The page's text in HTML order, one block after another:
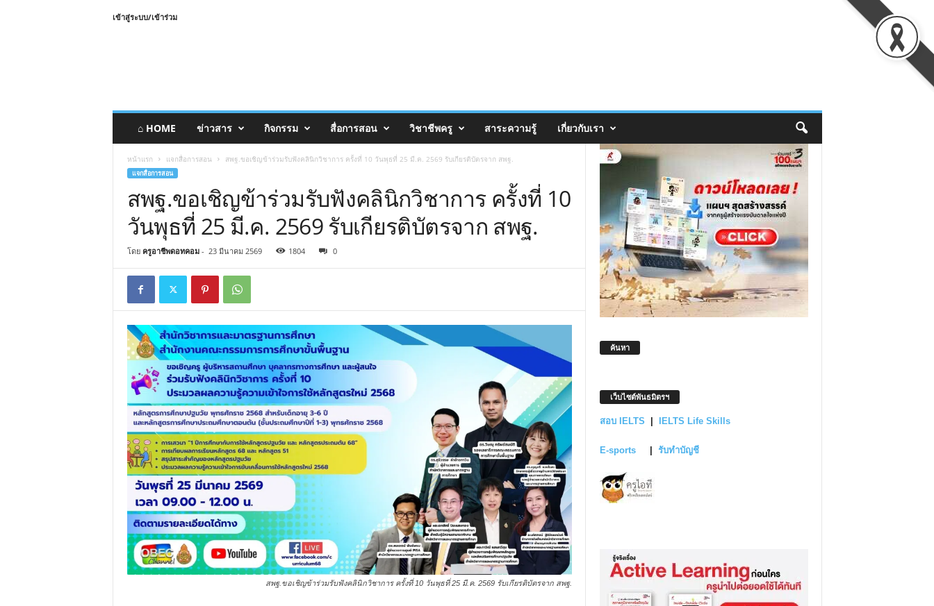
เข้าสู่ระบบ/เข้าร่วม
⌂ HOME ข่าวสาร กิจกรรม สื่อการสอน วิชาชีพครู สาระความรู้ เกี่ยวกับเรา
หน้าแรก แจกสื่อการสอน สพฐ.ขอเชิญข้าร่วมรับฟังคลินิกวิชาการ ครั้งที่ 10 วันพุธที่ 25 มี.ค. 2569 รับเกียรติบัตรจาก สพฐ.
แจกสื่อการสอน
สพฐ.ขอเชิญข้าร่วมรับฟังคลินิกวิชาการ ครั้งที่ 10
วันพุธที่ 25 มี.ค. 2569 รับเกียรติบัตรจาก สพฐ.
โดย ครูอาชีพดอทคอม- 23 มีนาคม 2569 1804 0
สพฐ.ขอเชิญข้าร่วมรับฟังคลินิกวิชาการ ครั้งที่ 10 วันพุธที่ 25 มี.ค. 2569 รับเกียรติบัตรจาก สพฐ.
ค้นหา
เว็บไซต์พันธมิตรฯ
สอบ IELTS IELTS Life Skills
E-sports รับทำบัญชี